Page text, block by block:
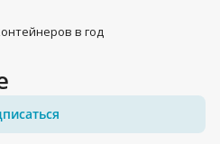
в год